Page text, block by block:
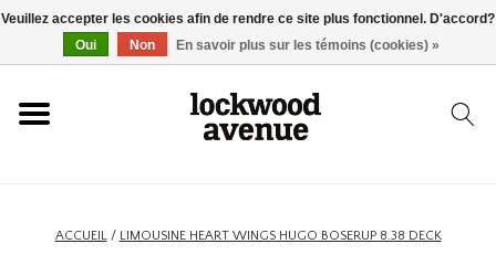
ACCUEIL
NOUVEAU
ACCUEIL/ LIMOUSINE HEART WINGS HUGO BOSERUP 8.38 DECK
Veuillez accepter les cookies afin de rendre ce site plus fonctionnel. D'accord?
Oui
Non En savoir plus sur les témoins (cookies) »